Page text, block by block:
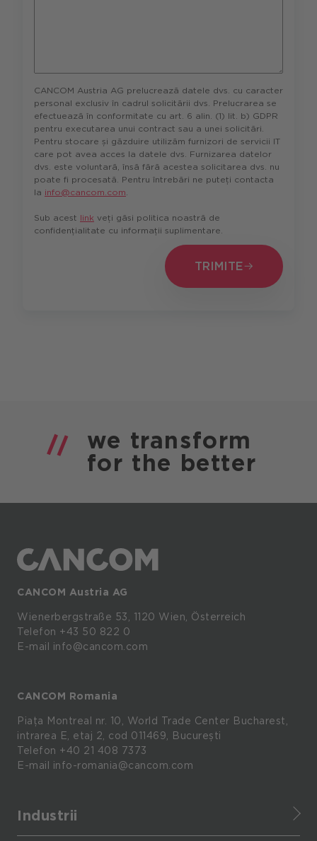
CANCOM Austria AG prelucrează datele dvs. cu caracter
personal exclusiv în cadrul solicitării dvs. Prelucrarea se
efectuează în conformitate cu art. 6 alin. (1) lit. b) GDPR
pentru executarea unui contract sau a unei solicitări.
Pentru stocare și găzduire utilizăm furnizori de servicii IT
care pot avea acces la datele dvs. Furnizarea datelor
dvs. este voluntară, însă fără acestea solicitarea dvs. nu
poate fi procesată. Pentru întrebări ne puteți contacta
la info@cancom.com.
Sub acest link veți găsi politica noastră de
confidențialitate cu informații suplimentare.
TRIMITE
TRIMITE
we transform
for the better
CANCOM Austria AG
Wienerbergstraße 53, 1120 Wien, Österreich
Telefon +43 50 822 0
E-mail info@cancom.com
CANCOM Romania
Piața Montreal nr. 10, World Trade Center Bucharest,
intrarea E, etaj 2, cod 011469, București
Telefon +40 21 408 7373
E-mail info-romania@cancom.com
Industrii